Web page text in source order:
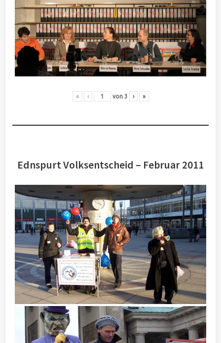
« ‹ von 3 › »
Ednspurt Volksentscheid – Februar 2011